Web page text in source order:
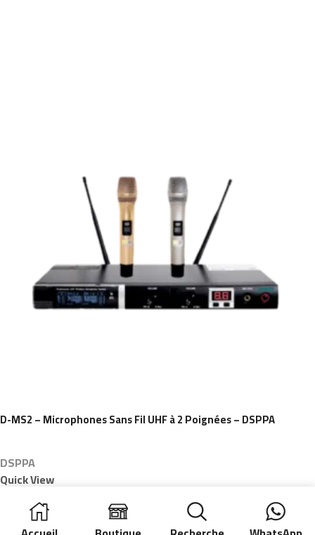
D-MS2 – Microphones Sans Fil UHF à 2 Poignées – DSPPA
DSPPA
Quick View